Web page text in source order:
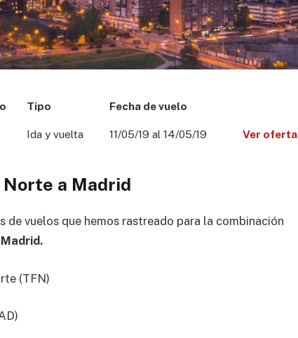
Tipo Fecha de vuelo
Ida y vuelta 11/05/19 al 14/05/19 Ver oferta
a Madrid
vuelos que hemos rastreado para la combinación
(TFN)